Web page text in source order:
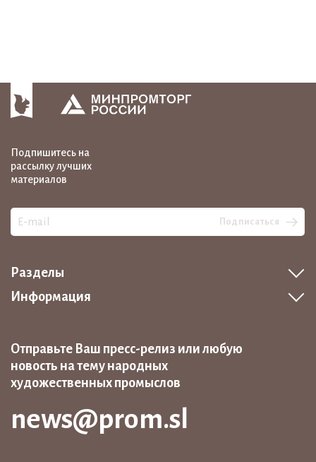
Подпишитесь на
рассылку лучших
материалов
Подписаться
Разделы
Информация
Отправьте Ваш пресс-релиз или любую
новость на тему народных
художественных промыслов
news@prom.sl